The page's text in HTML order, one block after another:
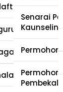
Kaunselor
(PA)
Senarai
Pembekal